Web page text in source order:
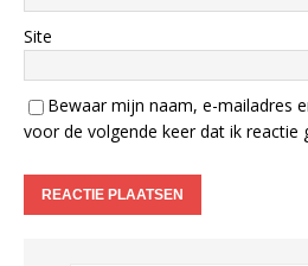
Site
Bewaar mijn naam, e-mailadres
voor de volgende keer dat ik reactie